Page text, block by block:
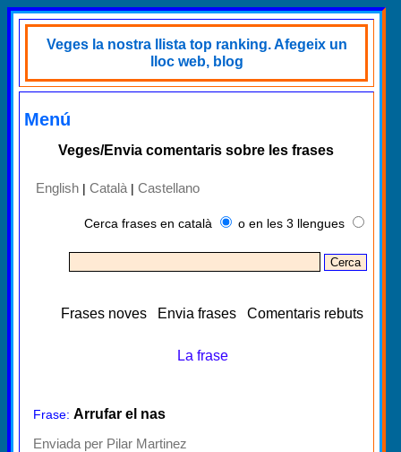
Veges la nostra llista top ranking. Afegeix un
lloc web, blog
Menú
Veges/Envia comentaris sobre les frases
English | Català | Castellano
Cerca frases en català o en les 3 llengues
Frases noves Envia frases Comentaris rebuts
La frase
Frase: Arrufar el nas
Enviada per Pilar Martinez